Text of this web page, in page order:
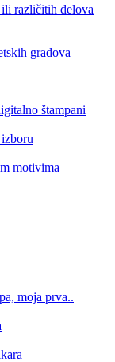
različitih delova
gradova
štampani
motivima
moja prva..